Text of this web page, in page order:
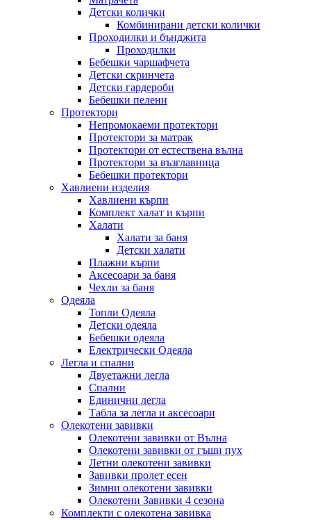
Детски колички
Комбинирани детски колички
Проходилки и бънджита
Проходилки
Бебешки чаршафчета
Детски скринчета
Детски гардероби
Бебешки пелени
Протектори
Непромокаеми протектори
Протектори за матрак
Протектори от естествена вълна
Протектори за възглавница
Бебешки протектори
Хавлиени изделия
Хавлиени кърпи
Комплект халат и кърпи
Халати
Халати за баня
Детски халати
Плажни кърпи
Аксесоари за баня
Чехли за баня
Одеяла
Топли Одеяла
Детски одеяла
Бебешки одеяла
Електрически Одеяла
Легла и спални
Двуетажни легла
Спални
Единични легла
Табла за легла и аксесоари
Олекотени завивки
Олекотени завивки от Вълна
Олекотени завивки от гъши пух
Летни олекотени завивки
Завивки пролет есен
Зимни олекотени завивки
Олекотени Завивки 4 сезона
Комплекти с олекотена завивка